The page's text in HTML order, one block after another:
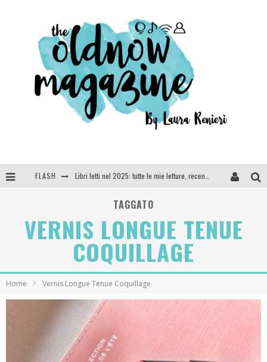
FLASH
SEE YOU AT 5 | Chanel
TAGGATO
VERNIS LONGUE TENUE
COQUILLAGE
Home Vernis Longue Tenue Coquillage